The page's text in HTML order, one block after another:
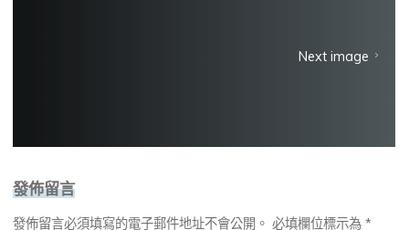
Next image
發佈留言
發佈留言必須填寫的電子郵件地址不會公開。 必填欄位標示為*